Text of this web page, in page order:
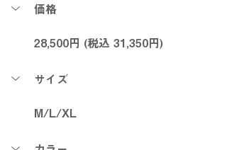
価格
28,500円 (税込 31,350円)
サイズ
M/L/XL